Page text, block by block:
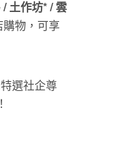
土作坊* / 雲
購物，可享
選社企尊